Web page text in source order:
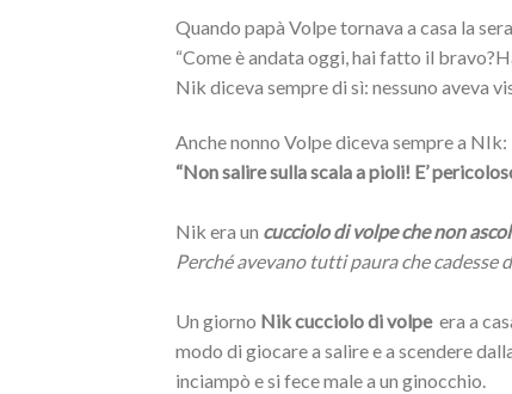
Quando papà Volpe tornava a casa la
“Come è andata oggi, hai fatto il
Nik diceva sempre di sì: nessuno aveva
Anche nonno Volpe diceva sempre a NIk:
“Non salire sulla scala a pioli! E’
Nik era un cucciolo di volpe che non
Perché avevano tutti paura che cadesse
Un giorno Nik cucciolo di volpe era a
modo di giocare a salire e a scendere
inciampò e si fece male a un ginocchio.